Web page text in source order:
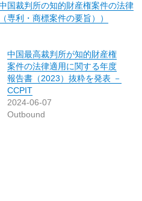
国裁判所の知的財産権案件の法律
専利・商標案件の要旨））
中国最高裁判所が知的財産権
案件の法律適用に関する年度
報告書（2023）抜粋を発表 －
CCPIT
2024-06-07
Outbound